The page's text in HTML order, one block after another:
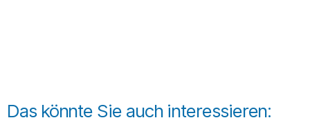
Das könnte Sie auch interessieren: